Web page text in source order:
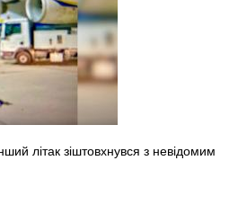
літак зіштовхнувся з невідомим